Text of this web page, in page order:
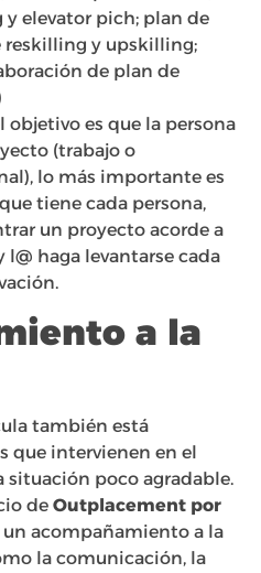
elevator pich; plan de
reskilling y upskilling;
de plan de
objetivo es que la persona
(trabajo o
lo más importante es
tiene cada persona,
un proyecto acorde a
l@ haga levantarse cada
a la
también está
que intervienen en el
situación poco agradable.
deOutplacement por
acompañamiento a la
la comunicación, la